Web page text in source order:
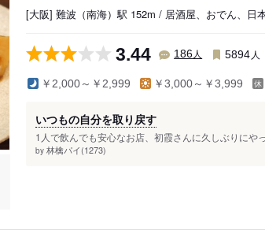
[大阪] 難波（南海）駅 152m / 居酒屋、おでん、日
3.44 186人 5894 人
￥2,000～￥2,999 ￥3,000～￥3,999
いつもの自分を取り戻す
1人で飲んでも安心なお店、初霞さんに久しぶりにや
by 林檎パイ(1273)